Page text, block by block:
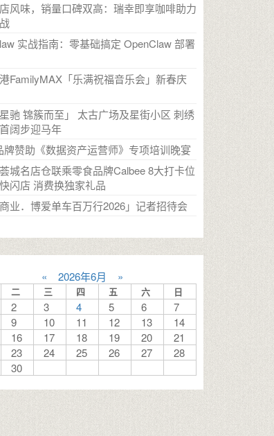
风味，销量口碑双高：瑞幸即享咖啡助力
实战指南：零基础搞定 OpenClaw 部署
FamilyMAX「乐满祝福音乐会」新春庆
星驰 锦簇而至」 太古广场及星街小区 刺绣
阔步迎马年
牌赞助《数据资产运营师》专项培训晚宴
城名店仓联乘零食品牌Calbee 8大打卡位
闪店 消费换独家礼品
商业．博爱单车百万行2026」记者招待会
« 2026年6月 »
二 三 四 五 六 日
2 3 4 5 6
7
9 10 11 12 13
14
16 17 18 19 20
21
23 24 25 26 27
28
30